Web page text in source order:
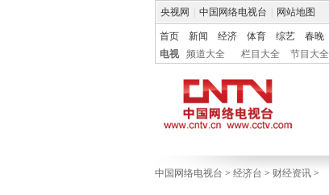
央视网 中国网络电视台 网站地图
首页 新闻 经济 体育 综艺 春晚
电视
频道大全 栏目大全 节目大全
中国网络电视台 > 经济台 > 财经资讯 >